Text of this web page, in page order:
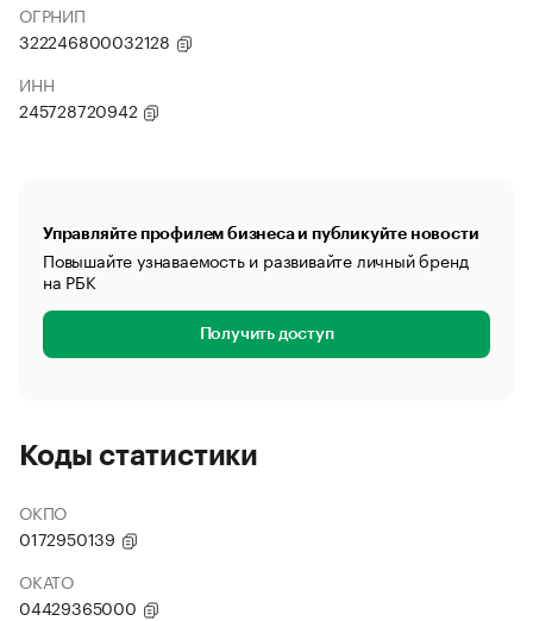
ОГРНИП
322246800032128
ИНН
245728720942
Управляйте профилем бизнеса и публикуйте новости
Повышайте узнаваемость и развивайте личный бренд
на РБК
Получить доступ
Коды статистики
ОКПО
0172950139
ОКАТО
04429365000